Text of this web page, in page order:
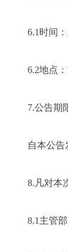
6.1时间：
6.2地点：
7.公告期
自本公告发
8.凡对本次
8.1主管部